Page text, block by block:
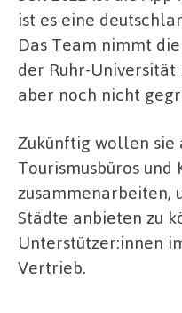
ist es eine
Das Team nimmt
der Ruhr-Universität
aber noch nicht
Zukünftig wollen sie
Tourismusbüros und
zusammenarbeiten,
Städte anbieten zu
Unterstützer:innen
Vertrieb.